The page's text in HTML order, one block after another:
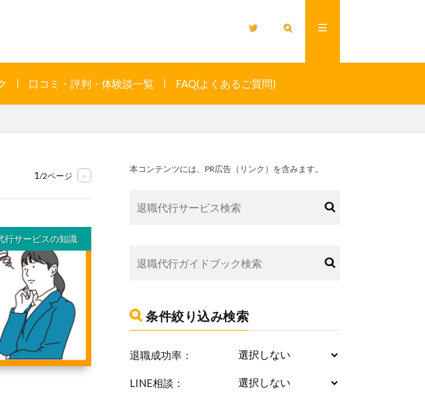
口コミ・評判・体験談一覧 FAQ(よくあるご質問)
1 /2ページ >
行サービスの知識
本コンテンツには、PR広告（リンク）を含みます。
条件絞り込み検索
退職成功率：
LINE相談：